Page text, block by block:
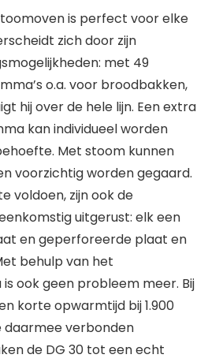
is perfect voor elke
zich door zijn
met 49
o.a. voor broodbakken,
hij over de hele lijn. Een extra
kan individueel worden
Met stoom kunnen
voorzichtig worden gegaard.
voldoen, zijn ook de
uitgerust: elk een
en geperforeerde plaat en
behulp van het
ook geen probleem meer. Bij
korte opwarmtijd bij 1.900
verbonden
de DG 30 tot een echt